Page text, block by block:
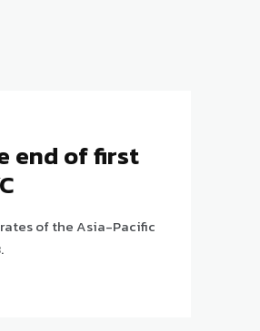
end of first
of the Asia-Pacific